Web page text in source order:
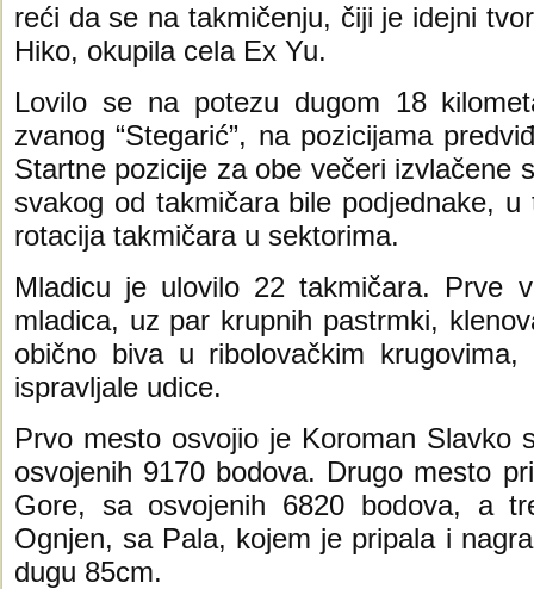
reći da se na takmičenju, čiji je idejni
Hiko, okupila cela Ex Yu.
Lovilo se na potezu dugom 18
zvanog “Stegarić”, na pozicijama
Startne pozicije za obe večeri izvlačene
svakog od takmičara bile podjednake,
rotacija takmičara u sektorima.
Mladicu je ulovilo 22 takmičara. Prve
mladica, uz par krupnih pastrmki,
obično biva u ribolovačkim
ispravljale udice.
Prvo mesto osvojio je Koroman Slavko
osvojenih 9170 bodova. Drugo mesto
Gore, sa osvojenih 6820 bodova, a
Ognjen, sa Pala, kojem je pripala i
dugu 85cm.